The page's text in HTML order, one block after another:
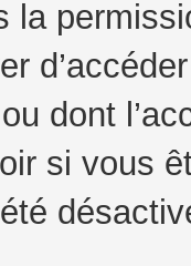
la
ou dont
si vous